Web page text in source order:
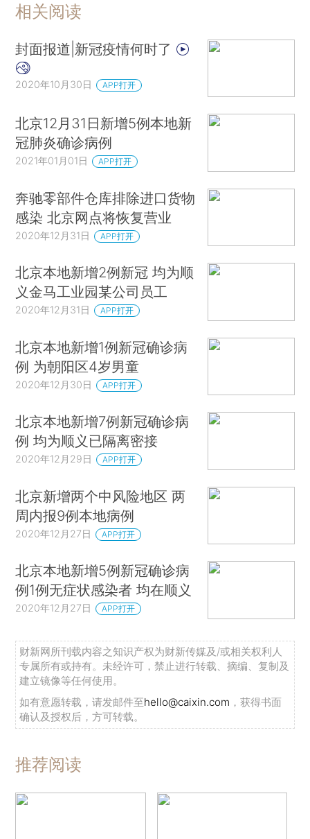
相关阅读
封面报道|新冠疫情何时了
2020年10月30日 APP打开
北京12月31日新增5例本地新
冠肺炎确诊病例
2021年01月01日 APP打开
奔驰零部件仓库排除进口货物
感染 北京网点将恢复营业
2020年12月31日 APP打开
北京本地新增2例新冠 均为顺
义金马工业园某公司员工
2020年12月31日 APP打开
北京本地新增1例新冠确诊病
例 为朝阳区4岁男童
2020年12月30日 APP打开
北京本地新增7例新冠确诊病
例 均为顺义已隔离密接
2020年12月29日 APP打开
北京新增两个中风险地区 两
周内报9例本地病例
2020年12月27日 APP打开
北京本地新增5例新冠确诊病
例1例无症状感染者 均在顺义
2020年12月27日 APP打开
财新网所刊载内容之知识产权为财新传媒及/或相关权利人
专属所有或持有。未经许可，禁止进行转载、摘编、复制及
建立镜像等任何使用。
如有意愿转载，请发邮件至hello@caixin.com ，获得书面
确认及授权后，方可转载。
推荐阅读